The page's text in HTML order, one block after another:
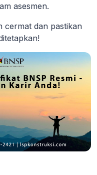
asesmen.
cermat dan pastikan